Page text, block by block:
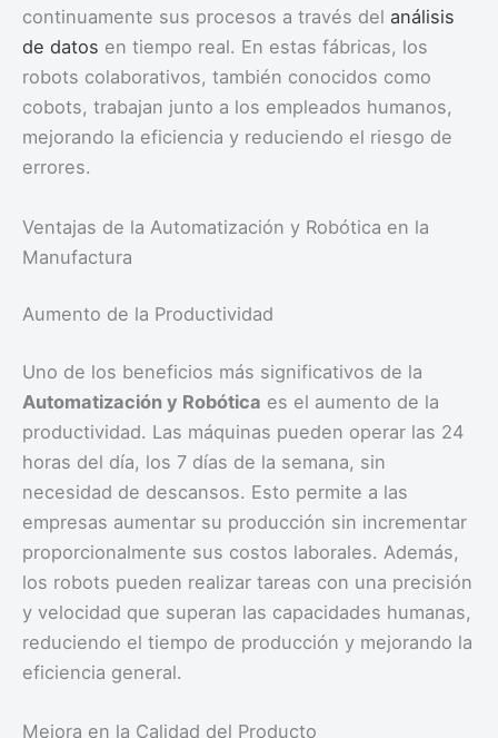
continuamente sus procesos a través del análisis
de datos en tiempo real. En estas fábricas, los
robots colaborativos, también conocidos como
cobots, trabajan junto a los empleados humanos,
mejorando la eficiencia y reduciendo el riesgo de
errores.
Ventajas de la Automatización y Robótica en la
Manufactura
Aumento de la Productividad
Uno de los beneficios más significativos de la
Automatización y Robótica es el aumento de la
productividad. Las máquinas pueden operar las 24
horas del día, los 7 días de la semana, sin
necesidad de descansos. Esto permite a las
empresas aumentar su producción sin incrementar
proporcionalmente sus costos laborales. Además,
los robots pueden realizar tareas con una precisión
y velocidad que superan las capacidades humanas,
reduciendo el tiempo de producción y mejorando la
eficiencia general.
Mejora en la Calidad del Producto